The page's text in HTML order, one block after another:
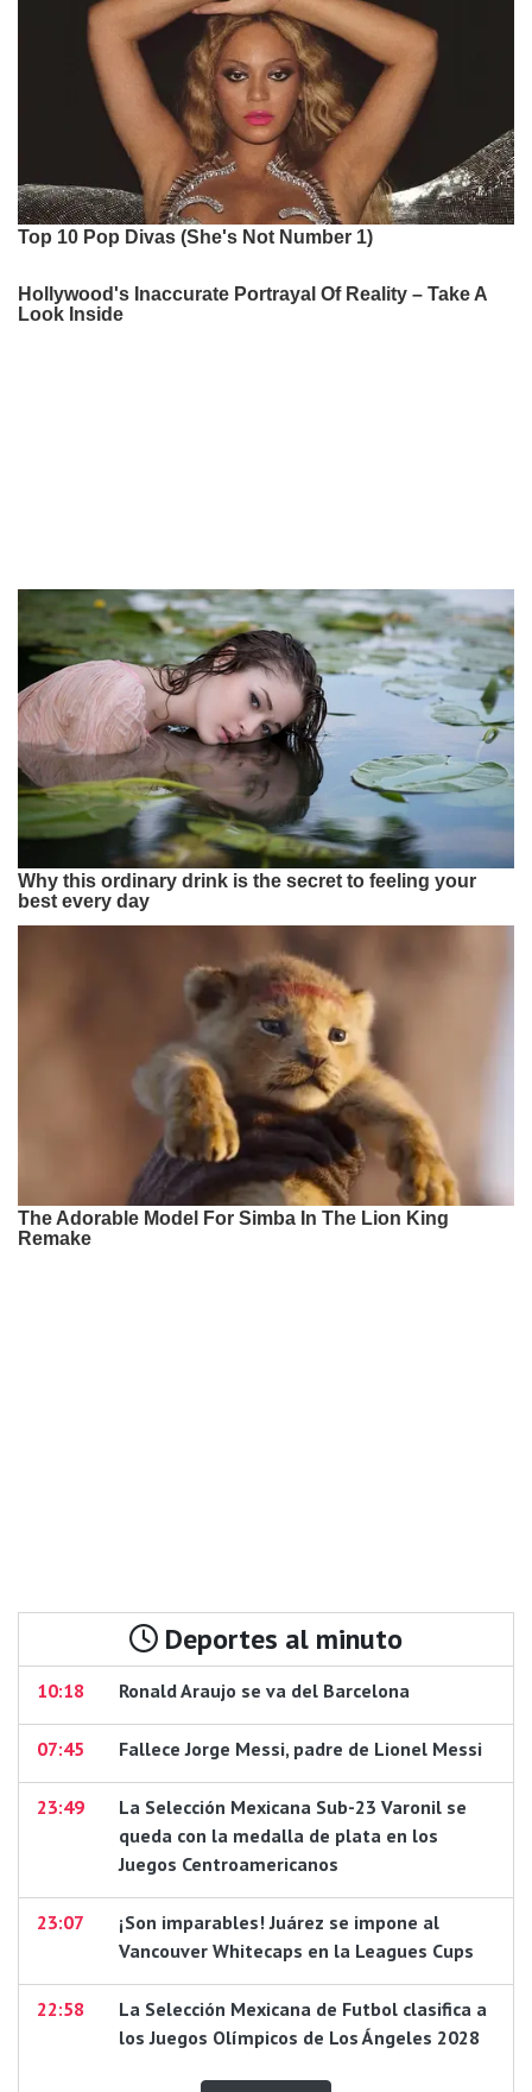
Deportes al minuto
10:18 Ronald Araujo se va del Barcelona
07:45 Fallece Jorge Messi, padre de Lionel Messi
23:49
La Selección Mexicana Sub-23 Varonil se
queda con la medalla de plata en los
Juegos Centroamericanos
23:07
¡Son imparables! Juárez se impone al
Vancouver Whitecaps en la Leagues Cups
22:58
La Selección Mexicana de Futbol clasifica a
los Juegos Olímpicos de Los Ángeles 2028